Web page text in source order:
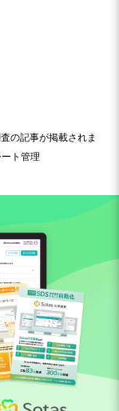
の記事が掲載されま
ト管理